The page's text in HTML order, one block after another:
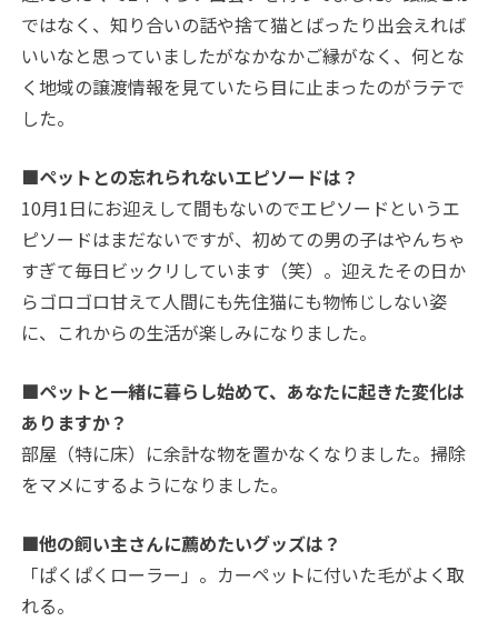
ではなく、知り合いの話や捨て猫とばったり出会えれば
いいなと思っていましたがなかなかご縁がなく、何とな
く地域の譲渡情報を見ていたら目に止まったのがラテで
した。
■ペットとの忘れられないエピソードは？
10月1日にお迎えして間もないのでエピソードというエ
ピソードはまだないですが、初めての男の子はやんちゃ
すぎて毎日ビックリしています（笑）。迎えたその日か
らゴロゴロ甘えて人間にも先住猫にも物怖じしない姿
に、これからの生活が楽しみになりました。
■ペットと一緒に暮らし始めて、あなたに起きた変化は
ありますか？
部屋（特に床）に余計な物を置かなくなりました。掃除
をマメにするようになりました。
■他の飼い主さんに薦めたいグッズは？
「ぱくぱくローラー」。カーペットに付いた毛がよく取
れる。